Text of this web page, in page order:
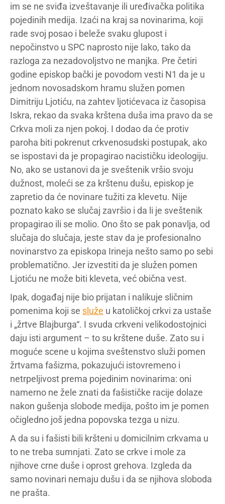
im se ne sviđa izveštavanje ili uređivačka politika
pojedinih medija. Izaći na kraj sa novinarima, koji
rade svoj posao i beleže svaku glupost i
nepočinstvo u SPC naprosto nije lako, tako da
razloga za nezadovoljstvo ne manjka. Pre četiri
godine episkop bački je povodom vesti N1 da je u
jednom novosadskom hramu služen pomen
Dimitriju Ljotiću, na zahtev ljotićevaca iz časopisa
Iskra, rekao da svaka krštena duša ima pravo da se
Crkva moli za njen pokoj. I dodao da će protiv
paroha biti pokrenut crkvenosudski postupak, ako
se ispostavi da je propagirao nacističku ideologiju.
No, ako se ustanovi da je sveštenik vršio svoju
dužnost, moleći se za krštenu dušu, episkop je
zapretio da će novinare tužiti za klevetu. Nije
poznato kako se slučaj završio i da li je sveštenik
propagirao ili se molio. Ono što se pak ponavlja, od
slučaja do slučaja, jeste stav da je profesionalno
novinarstvo za episkopa Irineja nešto samo po sebi
problematično. Jer izvestiti da je služen pomen
Ljotiću ne može biti kleveta, već obična vest.
Ipak, događaj nije bio prijatan i nalikuje sličnim
pomenima koji se služe u katoličkoj crkvi za ustaše
i „žrtve Blajburga“. I svuda crkveni velikodostojnici
daju isti argument – to su krštene duše. Zato su i
moguće scene u kojima sveštenstvo služi pomen
žrtvama fašizma, pokazujući istovremeno i
netrpeljivost prema pojedinim novinarima: oni
namerno ne žele znati da fašističke racije dolaze
nakon gušenja slobode medija, pošto im je pomen
očigledno još jedna popovska tezga u nizu.
A da su i fašisti bili kršteni u domicilnim crkvama u
to ne treba sumnjati. Zato se crkve i mole za
njihove crne duše i oprost grehova. Izgleda da
samo novinari nemaju dušu i da se njihova sloboda
ne prašta.